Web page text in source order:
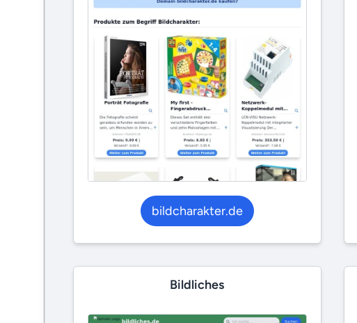
bildcharakter.de
Bildliches